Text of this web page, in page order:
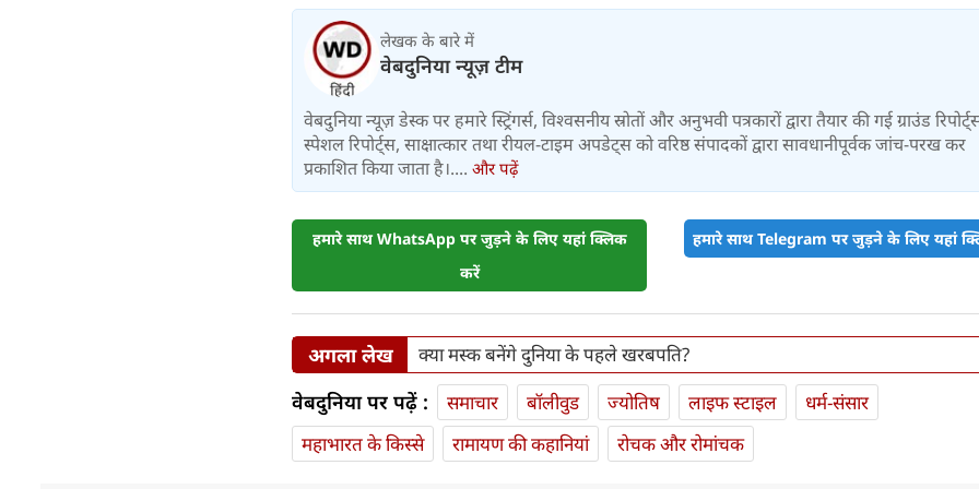
लेखक के बारे में
वेबदुनिया न्यूज़ टीम
वेबदुनिया न्यूज़ डेस्क पर हमारे स्ट्रिंगर्स, विश्वसनीय स्रोतों और अनुभवी पत्रकारों द्वारा तैयार की गई ग्राउंड
स्पेशल रिपोर्ट्स, साक्षात्कार तथा रीयल-टाइम अपडेट्स को वरिष्ठ संपादकों द्वारा सावधानीपूर्वक जांच-परख कर
प्रकाशित किया जाता है।.... और पढ़ें
हमारे साथ WhatsApp पर जुड़ने के लिए यहां क्लिक
करें
हमारे साथ Telegram पर जुड़ने के लिए यहां
अगला लेख क्या मस्क बनेंगे दुनिया के पहले खरबपति?
वेबदुनिया पर पढ़ें : समाचार बॉलीवुड ज्योतिष लाइफ स्‍टाइल
धर्म-संसार
महाभारत के किस्से
रामायण की कहानियां रोचक और रोमांचक